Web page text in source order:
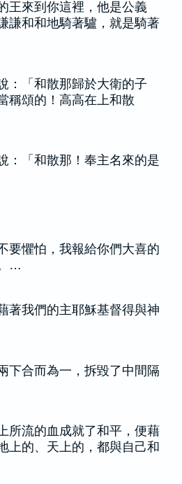
王來到你這裡，他是公義
謙和和地騎著驢，就是騎著
：「和散那歸於大衛的子
稱頌的！高高在上和散
：「和散那！奉主名來的是
要懼怕，我報給你們大喜的
…
著我們的主耶穌基督得與神
下合而為一，拆毀了中間隔
所流的血成就了和平，便藉
上的、天上的，都與自己和